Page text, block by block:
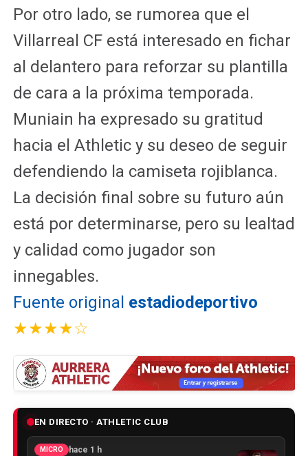
Por otro lado, se rumorea que el
Villarreal CF está interesado en fichar
al delantero para reforzar su plantilla
de cara a la próxima temporada.
Muniain ha expresado su gratitud
hacia el Athletic y su deseo de seguir
defendiendo la camiseta rojiblanca.
La decisión final sobre su futuro aún
está por determinarse, pero su lealtad
y calidad como jugador son
innegables.
Fuente original estadiodeportivo
★★★★☆
EN DIRECTO · ATHLETIC CLUB
MICRO hace 1 h